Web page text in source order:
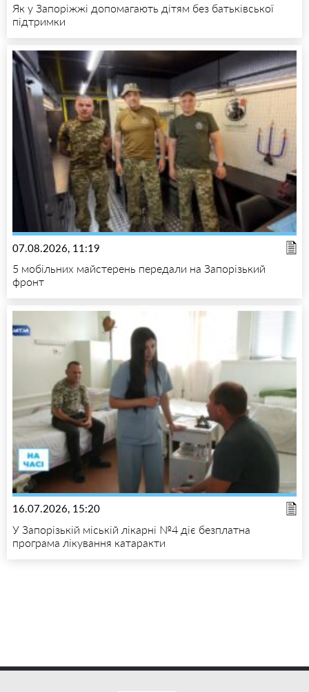
Як у Запоріжжі допомагають дітям без батьківської
підтримки
07.08.2026, 11:19
5 мобільних майстерень передали на Запорізький
фронт
16.07.2026, 15:20
У Запорізькій міській лікарні №4 діє безплатна
програма лікування катаракти